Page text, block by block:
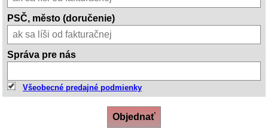
PSČ, město (doručenie)
Správa pre nás
Všeobecné predajné podmienky